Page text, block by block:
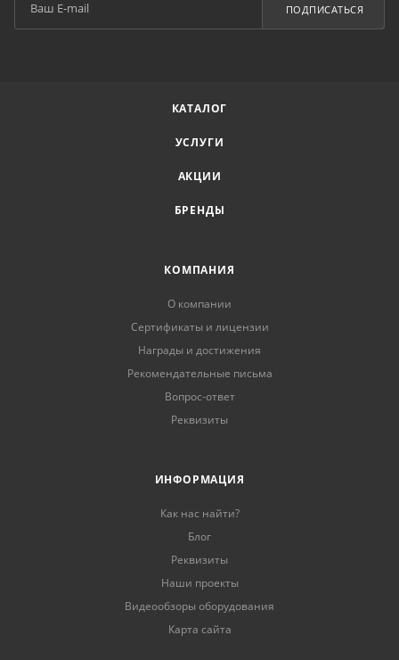
ПОДПИСАТЬСЯ
КАТАЛОГ
УСЛУГИ
АКЦИИ
БРЕНДЫ
КОМПАНИЯ
О компании
Сертификаты и лицензии
Награды и достижения
Рекомендательные письма
Вопрос-ответ
Реквизиты
ИНФОРМАЦИЯ
Как нас найти?
Блог
Реквизиты
Наши проекты
Видеообзоры оборудования
Карта сайта